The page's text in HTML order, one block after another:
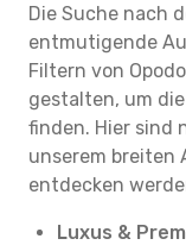
Die Suche nach
entmutigende
Filtern von
gestalten, um
finden. Hier sind
unserem breiten
entdecken
Luxus &